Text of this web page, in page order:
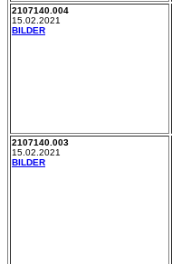
2107140.004
15.02.2021
BILDER
2107140.003
15.02.2021
BILDER